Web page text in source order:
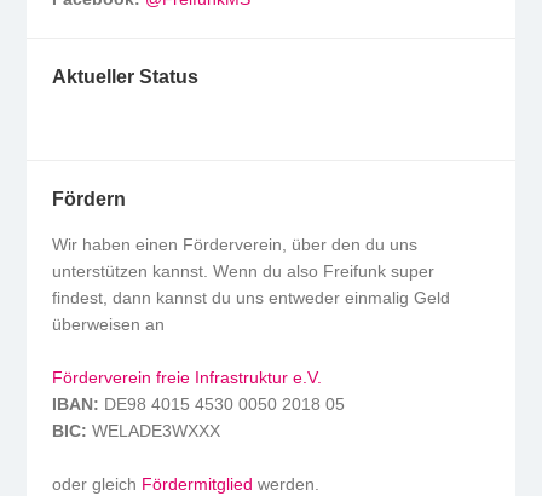
Aktueller Status
Fördern
Wir haben einen Förderverein, über den du uns
unterstützen kannst. Wenn du also Freifunk super
findest, dann kannst du uns entweder einmalig Geld
überweisen an
Förderverein freie Infrastruktur e.V.
IBAN: DE98 4015 4530 0050 2018 05
BIC: WELADE3WXXX
oder gleich Fördermitglied werden.